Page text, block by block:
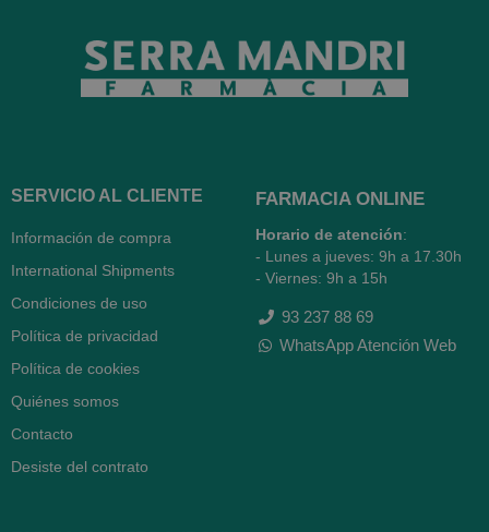
SERVICIO AL CLIENTE
Información de compra
International Shipments
Condiciones de uso
Política de privacidad
Política de cookies
Quiénes somos
Contacto
Desiste del contrato
FARMACIA ONLINE
Horario de atención:
- Lunes a jueves: 9h a 17.30h
- Viernes: 9h a 15h
93 237 88 69
WhatsApp Atención Web